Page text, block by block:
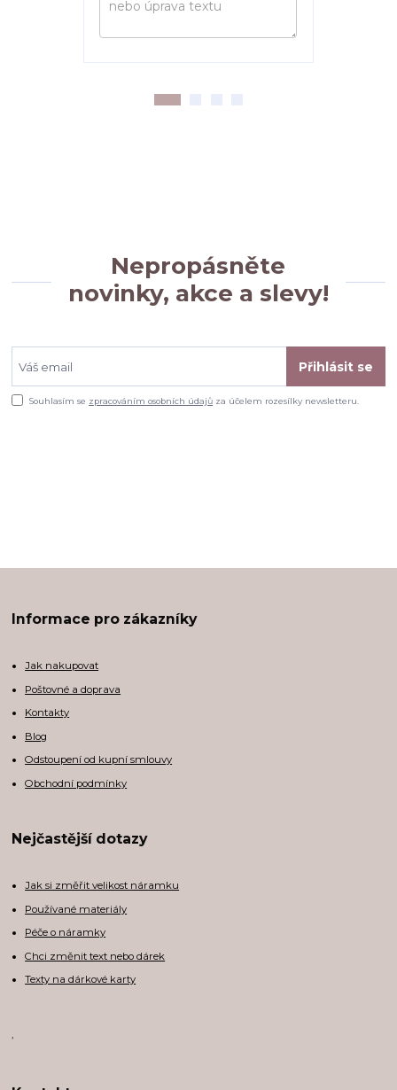
Nepropásněte
novinky, akce a slevy!
Přihlásit se
Souhlasím se zpracováním osobních údajů za účelem rozesílky newsletteru.
Informace pro zákazníky
Jak nakupovat
Poštovné a doprava
Kontakty
Blog
Odstoupení od kupní smlouvy
Obchodní podmínky
Nejčastější dotazy
Jak si změřit velikost náramku
Používané materiály
Péče o náramky
Chci změnit text nebo dárek
Texty na dárkové karty